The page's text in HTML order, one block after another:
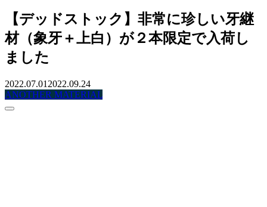
【デッドストック】非常に珍しい牙継
材（象牙＋上白）が２本限定で入荷し
ました
2022.07.01 2022.09.24
ANOTHER MATERIAL